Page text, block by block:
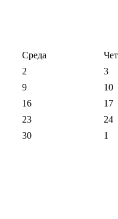
Среда
2
3
9
10
16
17
23
24
30 1